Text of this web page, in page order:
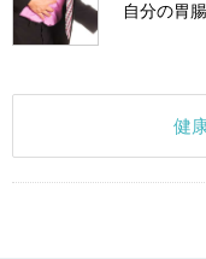
自分の胃
健